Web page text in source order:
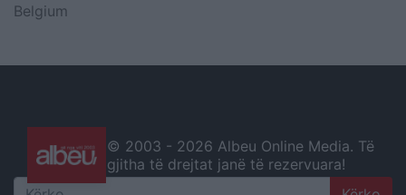
Belgium
© 2003 - 2026 Albeu Online Media. Të
gjitha të drejtat janë të rezervuara!